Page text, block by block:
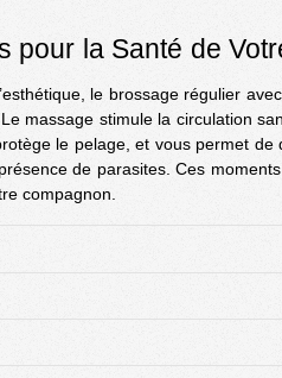
pour la Santé de
le brossage régulier
massage stimule la circulation
le pelage, et vous permet
de parasites. Ces
compagnon.